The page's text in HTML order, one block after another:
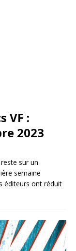
VF :
2023
sur un
semaine
éditeurs ont réduit